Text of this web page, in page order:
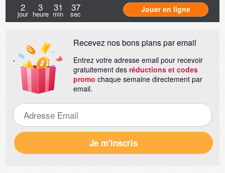
2 3 31 36
jour heure min sec Jouer en ligne
Recevez nos bons plans par email
Entrez votre adresse email pour recevoir
gratuitement des réductions et codes
promo chaque semaine directement par
email.